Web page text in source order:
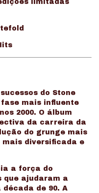
limitadas
do Stone
mais influente
2000. O álbum
da carreira da
do grunge mais
mais diversificada e
a força do
que ajudaram a
de 90. A